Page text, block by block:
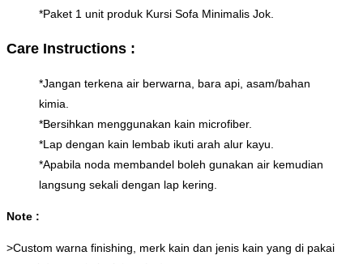
*Paket 1 unit produk Kursi Sofa Minimalis Jok.
Care Instructions :
*Jangan terkena air berwarna, bara api, asam/bahan
kimia.
*Bersihkan menggunakan kain microfiber.
*Lap dengan kain lembab ikuti arah alur kayu.
*Apabila noda membandel boleh gunakan air kemudian
langsung sekali dengan lap kering.
Note :
>Custom warna finishing, merk kain dan jenis kain yang di pakai